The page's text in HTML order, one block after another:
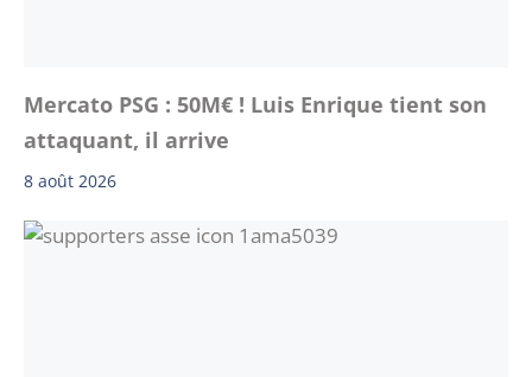
Mercato PSG : 50M€ ! Luis Enrique tient son
attaquant, il arrive
8 août 2026